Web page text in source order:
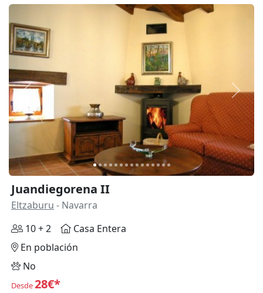
Anterior
Juandiegorena II
Eltzaburu - Navarra
10 + 2
Casa Entera
En población
No
Desde28€*